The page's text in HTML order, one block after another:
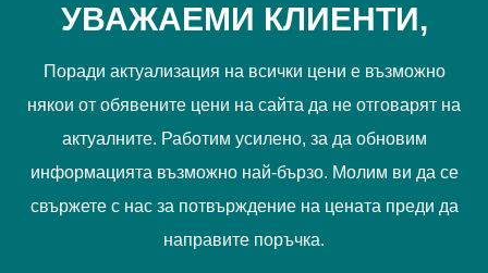
УВАЖАЕМИ КЛИЕНТИ,
Поради актуализация на всички цени е възможно
някои от обявените цени на сайта да не отговарят на
актуалните. Работим усилено, за да обновим
информацията възможно най-бързо. Молим ви да се
свържете с нас за потвърждение на цената преди да
направите поръчка.
Прочетох и приемам Политиката за поверителност
РЕГИСТРИРАЙ МЕ
Ние използваме "бисквитки", за да Ви осигурим по-добро